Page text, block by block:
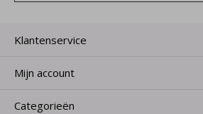
Klantenservice
Mijn account
Categorieën